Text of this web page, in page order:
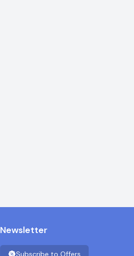
Newsletter
Subscribe to Offers